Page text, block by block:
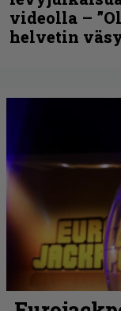
videolla –
helvetin